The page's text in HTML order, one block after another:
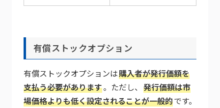
有償ストックオプション
有償ストックオプションは購入者が発行価額を
支払う必要があります。ただし、 発行価額は市
場価格よりも低く設定されることが一般的です。